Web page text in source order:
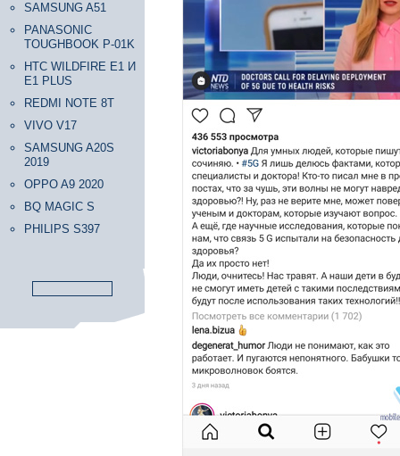
SAMSUNG A51
PANASONIC
TOUGHBOOK P-01K
HTC WILDFIRE E1 И
E1 PLUS
REDMI NOTE 8T
VIVO V17
SAMSUNG A20S
2019
OPPO A9 2020
BQ MAGIC S
PHILIPS S397